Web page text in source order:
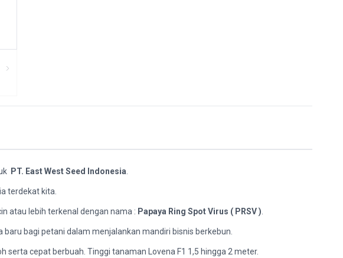
PT. East West Seed Indonesia
terdekat kita.
atau lebih terkenal dengan nama : Papaya Ring Spot Virus ( PRSV )
bagi petani dalam menjalankan mandiri bisnis berkebun.
cepat berbuah. Tinggi tanaman Lovena F1 1,5 hingga 2 meter.